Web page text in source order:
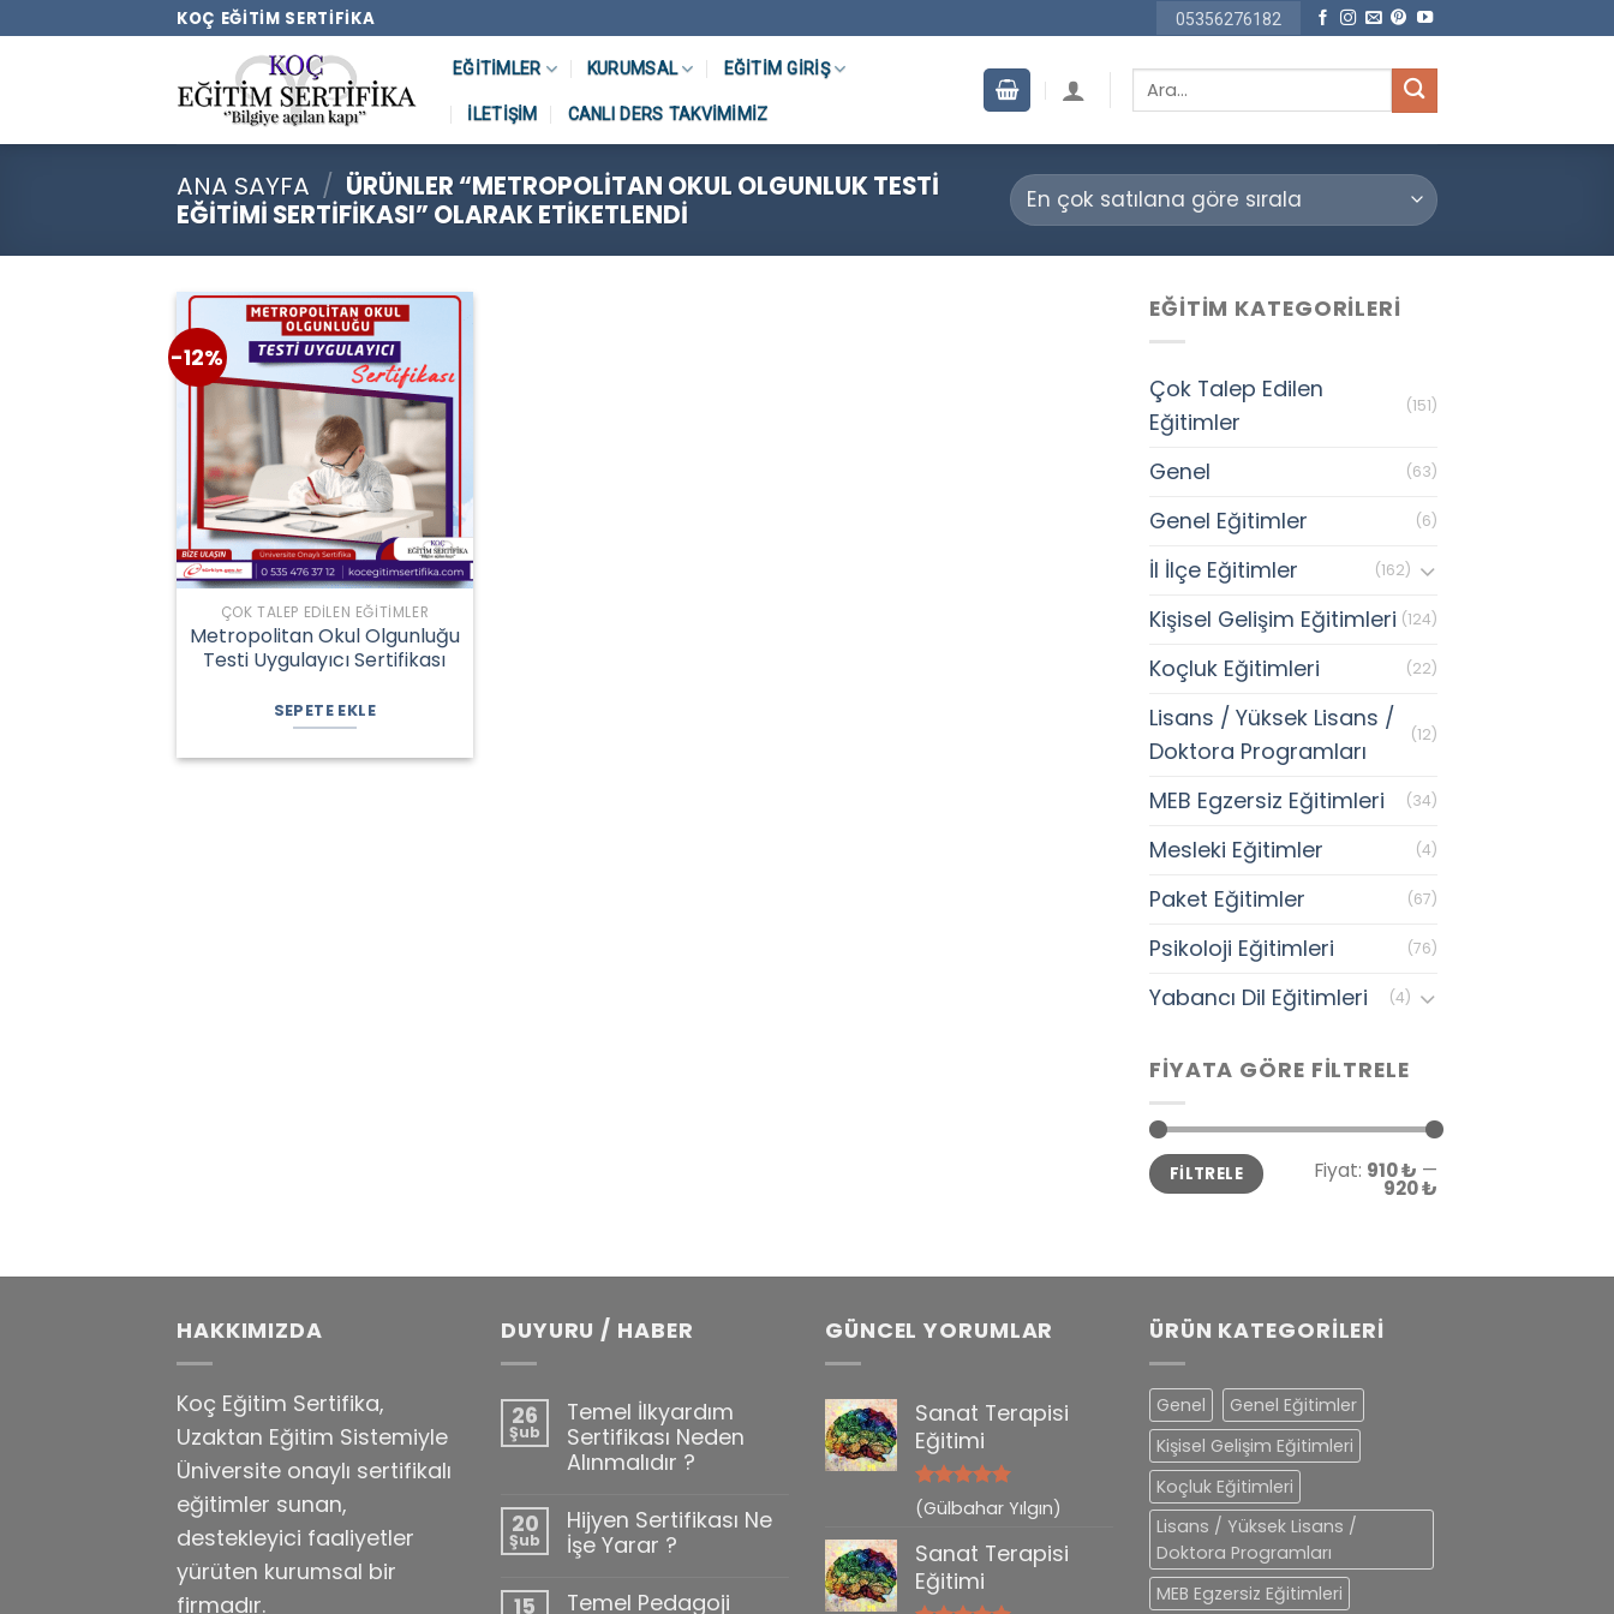
KOÇ EĞITIM SERTIFIKA 05356276182
EĞITIMLER KURUMSAL EĞITIM GIRIŞ
İLETIŞIM CANLI DERS TAKVIMIMIZ
Ara:
ANA SAYFA / ÜRÜNLER “METROPOLITAN OKUL OLGUNLUK TESTI
EĞITIMI SERTIFIKASI” OLARAK ETIKETLENDI
-12%
ÇOK TALEP EDILEN EĞITIMLER
Metropolitan Okul Olgunluğu
Testi Uygulayıcı Sertifikası
fiyat:
1.035,00 ₺.
andaki
fiyat:
915,00 ₺.
SEPETE EKLE
EĞITIM KATEGORILERI
Çok Talep Edilen
Eğitimler
(151)
Genel (63)
Genel Eğitimler (6)
İl İlçe Eğitimler (162)
Kişisel Gelişim Eğitimleri (124)
Koçluk Eğitimleri (22)
Lisans / Yüksek Lisans /
Doktora Programları
(12)
MEB Egzersiz Eğitimleri (34)
Mesleki Eğitimler (4)
Paket Eğitimler (67)
Psikoloji Eğitimleri (76)
Yabancı Dil Eğitimleri (4)
FIYATA GÖRE FILTRELE
En
düşük
fiyat
En
yüksek
fiyat
FILTRELE Fiyat: 910 ₺ —
920 ₺
HAKKIMIZDA
Koç Eğitim Sertifika,
Uzaktan Eğitim Sistemiyle
Üniversite onaylı sertifikalı
eğitimler sunan,
destekleyici faaliyetler
yürüten kurumsal bir
firmadır.
DUYURU / HABER
26
Şub
Temel İlkyardım
Sertifikası Neden
Alınmalıdır ?
20
Şub
Hijyen Sertifikası Ne
İşe Yarar ?
15
Temel Pedagoji
GÜNCEL YORUMLAR
Sanat Terapisi
Eğitimi
5 üzerinden
5
(Gülbahar Yılgın)
Sanat Terapisi
Eğitimi
ÜRÜN KATEGORILERI
Genel
Genel Eğitimler
Kişisel Gelişim Eğitimleri
Koçluk Eğitimleri
Lisans / Yüksek Lisans /
Doktora Programları
MEB Egzersiz Eğitimleri